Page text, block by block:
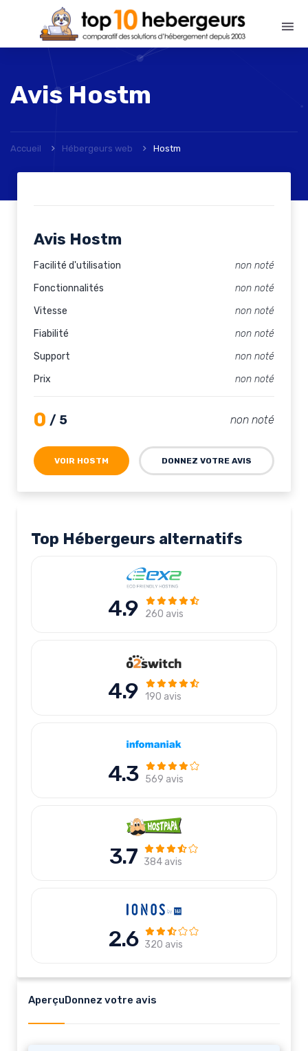
Avis Hostm
Accueil Hébergeurs web Hostm
Avis Hostm
Facilité d'utilisation
non noté
Fonctionnalités
non noté
Vitesse
non noté
Fiabilité
non noté
Support
non noté
Prix
non noté
0 / 5 non noté
VOIR HOSTM DONNEZ VOTRE AVIS
Top Hébergeurs alternatifs
4.9 260 avis
4.9 190 avis
4.3 569 avis
3.7 384 avis
2.6 320 avis
Aperçu Donnez votre avis